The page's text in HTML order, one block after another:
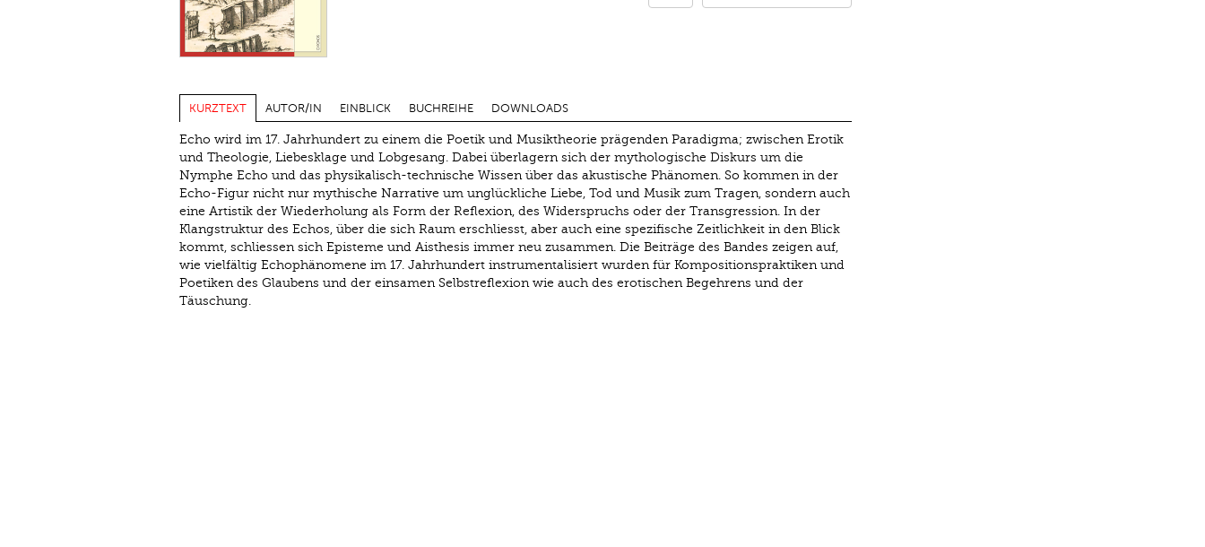
KURZTEXT AUTOR/IN EINBLICK BUCHREIHE DOWNLOADS
Echo wird im 17. Jahrhundert zu einem die Poetik und Musiktheorie prägenden Paradigma; zwischen Erotik
und Theologie, Liebesklage und Lobgesang. Dabei überlagern sich der mythologische Diskurs um die
Nymphe Echo und das physikalisch-technische Wissen über das akustische Phänomen. So kommen in der
Echo-Figur nicht nur mythische Narrative um unglückliche Liebe, Tod und Musik zum Tragen, sondern auch
eine Artistik der Wiederholung als Form der Reflexion, des Widerspruchs oder der Transgression. In der
Klangstruktur des Echos, über die sich Raum erschliesst, aber auch eine spezifische Zeitlichkeit in den Blick
kommt, schliessen sich Episteme und Aisthesis immer neu zusammen. Die Beiträge des Bandes zeigen auf,
wie vielfältig Echophänomene im 17. Jahrhundert instrumentalisiert wurden für Kompositionspraktiken und
Poeti­ken des Glaubens und der einsamen Selbstreflexion wie auch des erotischen Begehrens und der
Täuschung.